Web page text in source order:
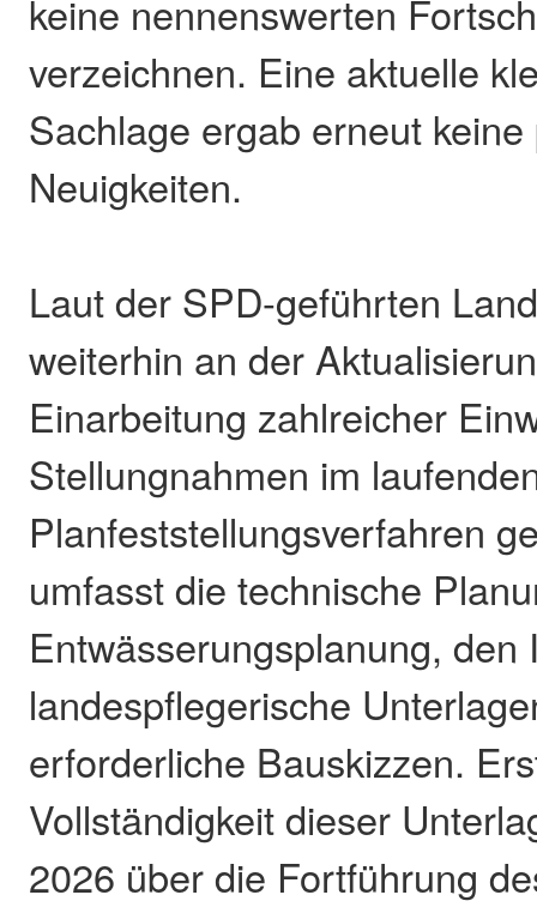
keine nennenswerten
verzeichnen. Eine aktuelle
Sachlage ergab erneut keine
Neuigkeiten.
Laut der SPD-geführten
weiterhin an der
Einarbeitung zahlreicher
Stellungnahmen im
Planfeststellungsverfahren
umfasst die technische
Entwässerungsplanung, den
landespflegerische
erforderliche Bauskizzen.
Vollständigkeit dieser
2026 über die Fortführung